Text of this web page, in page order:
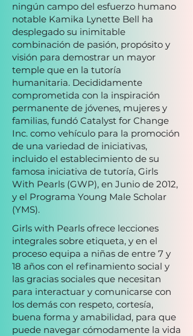
ningún campo del esfuerzo humano
notable Kamika Lynette Bell ha
desplegado su inimitable
combinación de pasión, propósito y
visión para demostrar un mayor
temple que en la tutoría
humanitaria. Decididamente
comprometida con la inspiración
permanente de jóvenes, mujeres y
familias, fundó Catalyst for Change
Inc. como vehículo para la promoción
de una variedad de iniciativas,
incluido el establecimiento de su
famosa iniciativa de tutoría, Girls
With Pearls (GWP), en Junio de 2012,
y el Programa Young Male Scholar
(YMS).
Girls with Pearls ofrece lecciones
integrales sobre etiqueta, y en el
proceso equipa a niñas de entre 7 y
18 años con el refinamiento social y
las gracias sociales que necesitan
para interactuar y comunicarse con
los demás con respeto, cortesía,
buena forma y amabilidad, para que
puede navegar cómodamente la vida